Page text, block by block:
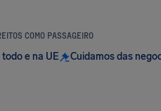
COMO PASSAGEIRO
e na UE Cuidamos das